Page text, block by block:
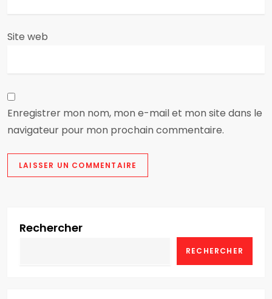
Site web
Enregistrer mon nom, mon e-mail et mon site dans le
navigateur pour mon prochain commentaire.
Rechercher
RECHERCHER